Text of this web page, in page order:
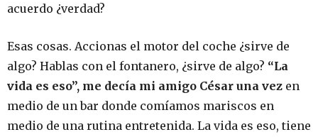
acuerdo ¿verdad?
Esas cosas. Accionas el motor del coche ¿sirve de
algo? Hablas con el fontanero, ¿sirve de algo? “La
vida es eso”, me decía mi amigo César una vez en
medio de un bar donde comíamos mariscos en
medio de una rutina entretenida. La vida es eso, tiene